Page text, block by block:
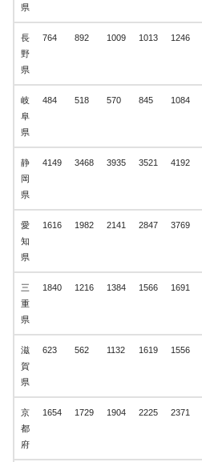
県
長
野
県
764 892 1009 1013 1246
岐
阜
県
484 518 570 845 1084
静
岡
県
4149 3468 3935 3521 4192
愛
知
県
1616 1982 2141 2847 3769
三
重
県
1840 1216 1384 1566 1691
滋
賀
県
623 562 1132 1619 1556
京
都
府
1654 1729 1904 2225 2371